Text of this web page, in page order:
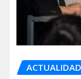
ACTUALIDAD